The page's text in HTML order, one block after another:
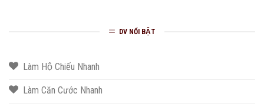
DV NỔI BẬT
Làm Hộ Chiếu Nhanh
Làm Căn Cước Nhanh